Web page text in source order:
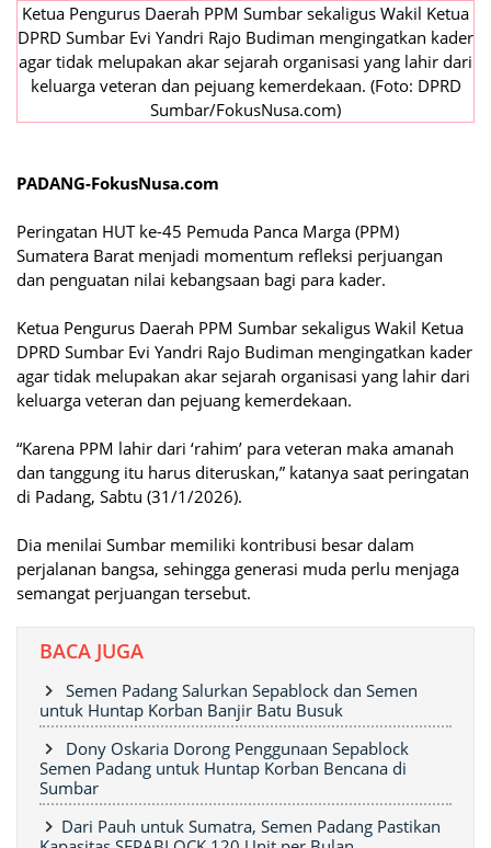
Ketua Pengurus Daerah PPM Sumbar sekaligus Wakil Ketua
DPRD Sumbar Evi Yandri Rajo Budiman mengingatkan kader
agar tidak melupakan akar sejarah organisasi yang lahir dari
keluarga veteran dan pejuang kemerdekaan. (Foto: DPRD
Sumbar/FokusNusa.com)
PADANG-FokusNusa.com
Peringatan HUT ke-45 Pemuda Panca Marga (PPM)
Sumatera Barat menjadi momentum refleksi perjuangan
dan penguatan nilai kebangsaan bagi para kader.
Ketua Pengurus Daerah PPM Sumbar sekaligus Wakil Ketua
DPRD Sumbar Evi Yandri Rajo Budiman mengingatkan kader
agar tidak melupakan akar sejarah organisasi yang lahir dari
keluarga veteran dan pejuang kemerdekaan.
“Karena PPM lahir dari ‘rahim’ para veteran maka amanah
dan tanggung itu harus diteruskan,” katanya saat peringatan
di Padang, Sabtu (31/1/2026).
Dia menilai Sumbar memiliki kontribusi besar dalam
perjalanan bangsa, sehingga generasi muda perlu menjaga
semangat perjuangan tersebut.
BACA JUGA
Semen Padang Salurkan Sepablock dan Semen
untuk Huntap Korban Banjir Batu Busuk
Dony Oskaria Dorong Penggunaan Sepablock
Semen Padang untuk Huntap Korban Bencana di
Sumbar
Dari Pauh untuk Sumatra, Semen Padang Pastikan